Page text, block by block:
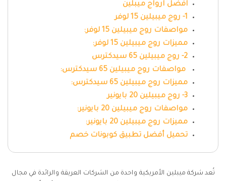
افضل ارواج ميبلين
1- روج ميبيلين 15 لوفر
مواصفات روج ميبيلين 15 لوفر:
مميزات روج ميبيلين 15 لوفر:
2- روج ميبيلين 65 سيدكترس
مواصفات روج ميبيلين 65 سيدكترس:
مميزات روج ميبيلين 65 سيدكترس:
3- روج ميبيلين 20 بايونير
مواصفات روج ميبيلين 20 بايونير:
مميزات روج ميبيلين 20 بايونير:
تحميل أفضل تطبيق كوبونات خصم
تُعد شركة ميبلين الأمريكية واحدة من الشركات العريقة والرائدة في مجال